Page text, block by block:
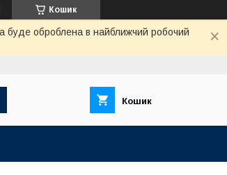
Кошик
буде оброблена в найближчий робочий
Кошик